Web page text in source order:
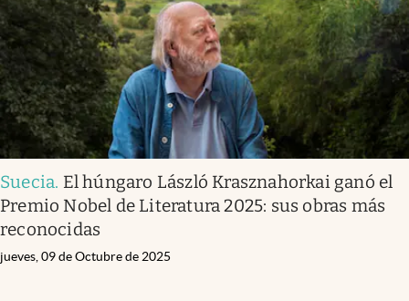
Suecia. El húngaro László Krasznahorkai ganó el
Premio Nobel de Literatura 2025: sus obras más
reconocidas
jueves, 09 de Octubre de 2025